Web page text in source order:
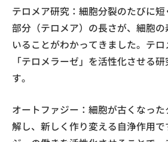
テロメア研究：細胞分裂のたびに
部分（テロメア）の長さが、細胞
いることがわかってきました。テ
「テロメラーゼ」を活性化させる
す。
オートファジー：細胞が古くなっ
解し、新しく作り変える自浄作用